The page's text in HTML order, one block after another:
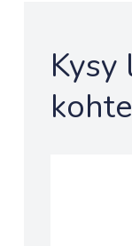
Kysy